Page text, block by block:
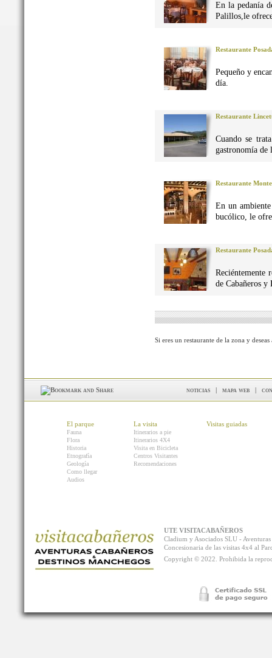
En la pedanía
Palillos,le
Restaurante
Pequeño y
día.
Restaurante
Cuando se
gastronomía de
Restaurante
En un
bucólico, le
Restaurante
Reciéntemente
de Cabañeros y
Si eres un restaurante de la zona y
noticias | mapa web |
El parque
Fauna
Flora
Historia
Etnografía
Geología
Como llegar
Audios
La visita
Itinerarios a pie
Itinerarios 4X4
Visita en Bicicleta
Centros Visitantes
Recomendaciones
Visitas guiadas
UTE VISITACABAÑEROS
Cladium y Asociados SLU -
Concesionaria de las visitas 4x4 al
Copyright © 2022. Prohibida la